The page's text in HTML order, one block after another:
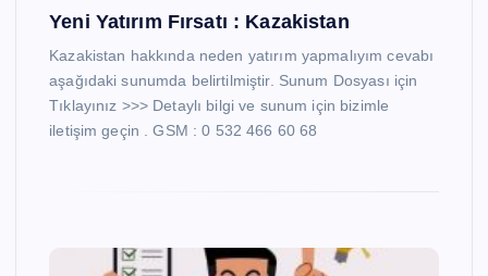
Yeni Yatırım Fırsatı : Kazakistan
Kazakistan hakkında neden yatırım yapmalıyım cevabı
aşağıdaki sunumda belirtilmiştir. Sunum Dosyası için
Tıklayınız >>> Detaylı bilgi ve sunum için bizimle
iletişim geçin . GSM : 0 532 466 60 68